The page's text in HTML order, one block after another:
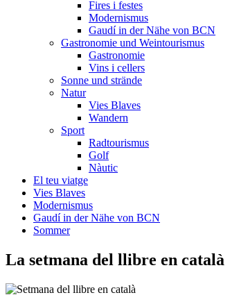
Fires i festes
Modernismus
Gaudí in der Nähe von BCN
Gastronomie und Weintourismus
Gastronomie
Vins i cellers
Sonne und strände
Natur
Vies Blaves
Wandern
Sport
Radtourismus
Golf
Nàutic
El teu viatge
Vies Blaves
Modernismus
Gaudí in der Nähe von BCN
Sommer
La setmana del llibre en català